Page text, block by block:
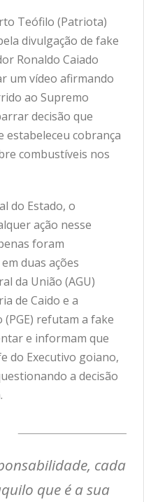
Teófilo (Patriota)
divulgação de fake
Ronaldo Caiado
um vídeo afirmando
ao Supremo
decisão que
estabeleceu cobrança
combustíveis nos
do Estado, o
ação nesse
foram
duas ações
da União (AGU)
de Caido e a
refutam a fake
e informam que
do Executivo goiano,
a decisão
cada
que é a sua